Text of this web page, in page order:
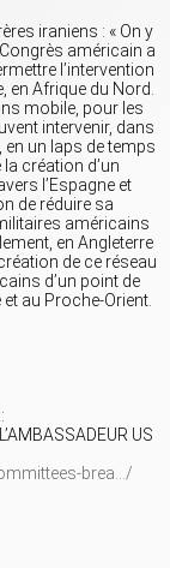
iraniens : « On y
américain a
l’intervention
en Afrique du Nord.
mobile, pour les
intervenir, dans
en un laps de temps
création d’un
l’Espagne et
de réduire sa
américains
en Angleterre
de ce réseau
d’un point de
au Proche-Orient.
US
brea…/